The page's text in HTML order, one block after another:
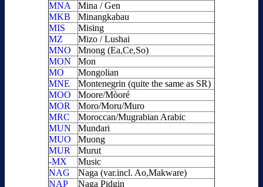
MNA
Mina / Gen
MKB
Minangkabau
MIS
Mising
MZ
Mizo / Lushai
MNO
Mnong (Ea,Ce,So)
MON
Mon
MO
Mongolian
MNE
Montenegrin (quite the same as SR)
MOO
Moore/Mòoré
MOR
Moro/Moru/Muro
MRC
Moroccan/Mugrabian Arabic
MUN
Mundari
MUO
Muong
MUR
Murut
-MX
Music
NAG
Naga (var.incl. Ao,Makware)
NAP
Naga Pidgin